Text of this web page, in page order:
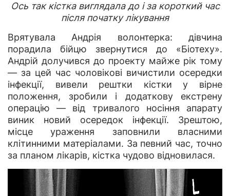
Ось так кістка виглядала до і за короткий час
після початку лікування
Врятувала Андрія волонтерка: дівчина
порадила бійцю звернутися до «Біотеху».
Андрій долучився до проекту майже рік тому
— за цей час чоловікові вичистили осередки
інфекції, вивели рештки кістки у вірне
положення, зробили і додаткову екстрену
операцію — від тривалого носіння апарату
виник новий осередок інфекції. Зрештою,
місце ураження заповнили власними
клітинними матеріалами. За певний час, точно
за планом лікарів, кістка чудово відновилася.